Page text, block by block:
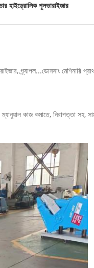
হাইড্রোলিক পুলভারাইজার
মেশিনারি
কাজ কমাতে, নিরাপত্তা সহ,